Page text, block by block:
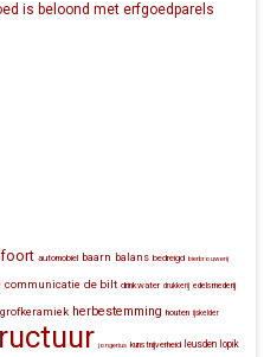
is beloond met erfgoedparels
automobiel baarn balans bedreigd bierbrouwerij
communicatie de bilt drinkwater drukkerij edelsmederij
grofkeramiek herbestemming houten ijskelder
jongerius kunstnijverheid leusden lopik